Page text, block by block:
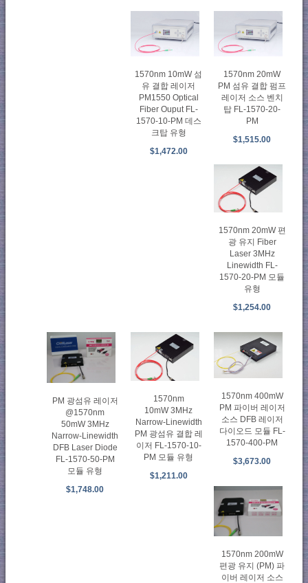
1570nm 10mW 섬
유 결합 레이저
PM1550 Optical
Fiber Ouput FL-
1570-10-PM 데스
크탑 유형
$1,472.00
1570nm 20mW
PM 섬유 결합 펌프
레이저 소스 벤치
탑 FL-1570-20-
PM
$1,515.00
1570nm 20mW 편
광 유지 Fiber
Laser 3MHz
Linewidth FL-
1570-20-PM 모듈
유형
$1,254.00
PM 광섬유 레이저
@1570nm
50mW 3MHz
Narrow-Linewidth
DFB Laser Diode
FL-1570-50-PM
모듈 유형
$1,748.00
1570nm
10mW 3MHz
Narrow-Linewidth
PM 광섬유 결합 레
이저 FL-1570-10-
PM 모듈 유형
$1,211.00
1570nm 400mW
PM 파이버 레이저
소스 DFB 레이저
다이오드 모듈 FL-
1570-400-PM
$3,673.00
1570nm 200mW
편광 유지 (PM) 파
이버 레이저 소스